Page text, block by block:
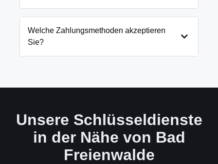
und öffnen Ihre Tür in 99% der Fälle
zerstörungsfrei. Nur in absoluten Ausnahmefällen,
Welche Zahlungsmethoden akzeptieren
Sie?
Unsere Schlüsseldienste
in der Nähe von Bad
Freienwalde